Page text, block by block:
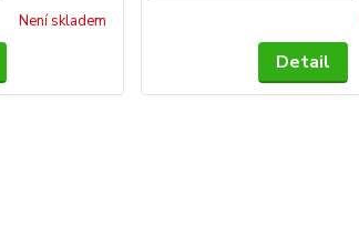
Není skladem
Detail